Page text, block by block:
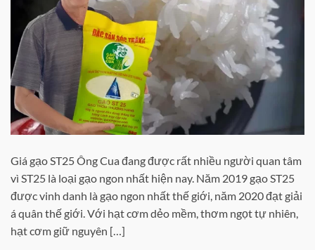
Giá gạo ST25 Ông Cua đang được rất nhiều người quan tâm
vì ST25 là loại gạo ngon nhất hiện nay. Năm 2019 gạo ST25
được vinh danh là gạo ngon nhất thế giới, năm 2020 đạt giải
á quân thế giới. Với hạt cơm dẻo mềm, thơm ngọt tự nhiên,
hạt cơm giữ nguyên […]